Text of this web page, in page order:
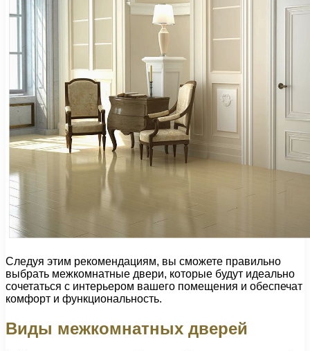
Следуя этим рекомендациям, вы сможете правильно
выбрать межкомнатные двери, которые будут идеально
сочетаться с интерьером вашего помещения и обеспечат
комфорт и функциональность.
Виды межкомнатных дверей